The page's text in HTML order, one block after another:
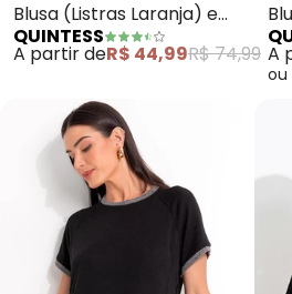
Blusa (Listras Laranja) em
Malha de Viscose
QUINTESS
A partir deR$ 44,99R$ 74,99 A
ou